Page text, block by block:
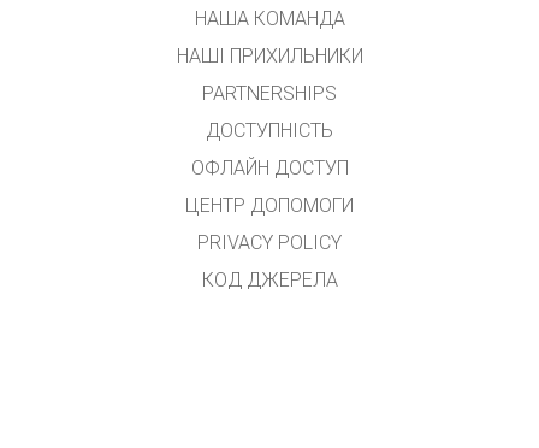
НАША КОМАНДА
НАШІ ПРИХИЛЬНИКИ
PARTNERSHIPS
ДОСТУПНІСТЬ
ОФЛАЙН ДОСТУП
ЦЕНТР ДОПОМОГИ
PRIVACY POLICY
КОД ДЖЕРЕЛА